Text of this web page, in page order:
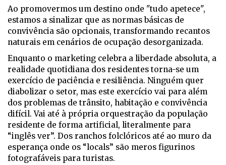
Ao promovermos um destino onde "tudo apetece",
estamos a sinalizar que as normas básicas de
convivência são opcionais, transformando recantos
naturais em cenários de ocupação desorganizada.
Enquanto o marketing celebra a liberdade absoluta, a
realidade quotidiana dos residentes torna-se um
exercício de paciência e resiliência. Ninguém quer
diabolizar o setor, mas este exercício vai para além
dos problemas de trânsito, habitação e convivência
difícil. Vai até à própria orquestração da população
residente de forma artificial, literalmente para
“inglês ver”. Dos ranchos folclóricos até ao muro da
esperança onde os “locals” são meros figurinos
fotografáveis para turistas.